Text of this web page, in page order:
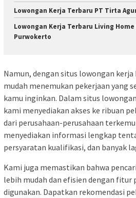
Lowongan Kerja Terbaru PT Tirta
Lowongan Kerja Terbaru Living
Purwokerto
Namun, dengan situs lowongan
mudah menemukan pekerjaan yang
kamu inginkan. Dalam situs
kami menyediakan akses ke ribuan
dari perusahaan-perusahaan
menyediakan informasi lengkap
persyaratan kualifikasi, dan banyak
Kami juga memastikan bahwa
lebih mudah dan efisien dengan fitur
digunakan. Dapatkan rekomendasi